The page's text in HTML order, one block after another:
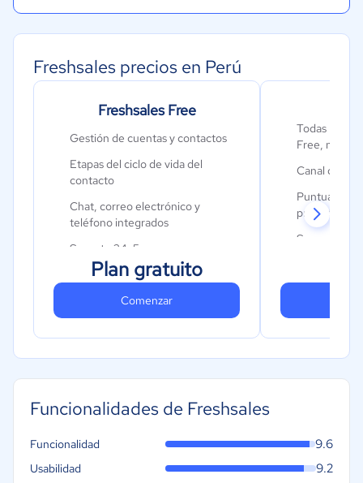
Freshsales precios en Perú
Freshsales Free
Gestión de cuentas y contactos
Etapas del ciclo de vida del
contacto
Chat, correo electrónico y
teléfono integrados
Soporte 24x5
Aplicación móvil
Plan gratuito
Comenzar
Todas las
Free, más
Canal de
Puntuación
predictiva
Secuencias
Funcionalidades de Freshsales
Funcionalidad 9.6
Usabilidad 9.2